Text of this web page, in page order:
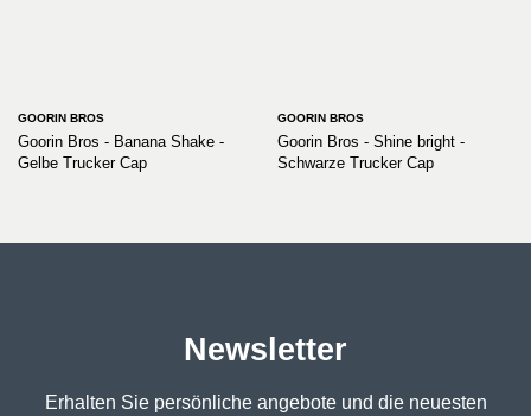
GOORIN BROS
Goorin Bros - Banana Shake -
Gelbe Trucker Cap
GOORIN BROS
Goorin Bros - Shine bright -
Schwarze Trucker Cap
Newsletter
Erhalten Sie persönliche angebote und die neuesten